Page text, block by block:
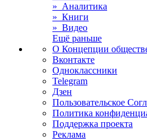
» Аналитика
» Книги
» Видео
Ещё раньше
О Концепции
Вконтакте
Одноклассники
Telegram
Дзен
Пользовательское
Политика
Поддержка проекта
Реклама